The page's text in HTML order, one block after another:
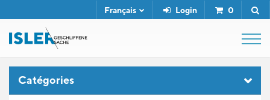
Login 0
Français
Catégories